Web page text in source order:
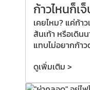
ก้าวไหนก็เ
เคยไหม? แค่ก้า
ส้นเท้า หรือเดิน
แทบไม่อยากก้า
ดูเพิ่มเติม >